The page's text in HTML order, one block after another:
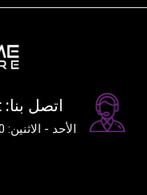
اتصل بنا: support@gamestore.net